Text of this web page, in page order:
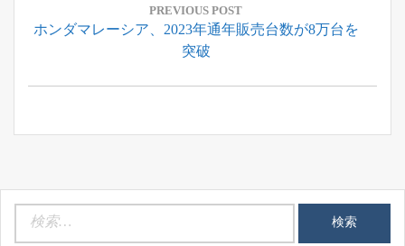
ナ
ゲ
シ
ン
PREVIOUS POST
Previous
ホンダマレーシア、2023年通年販売台数が8万台を
突破